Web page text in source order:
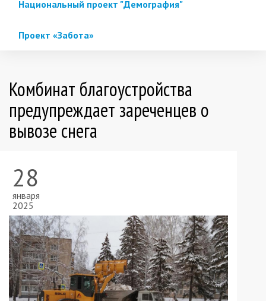
Национальный проект "Демография"
Проект «Забота»
Комбинат благоустройства
предупреждает зареченцев о
вывозе снега
28
января
2025